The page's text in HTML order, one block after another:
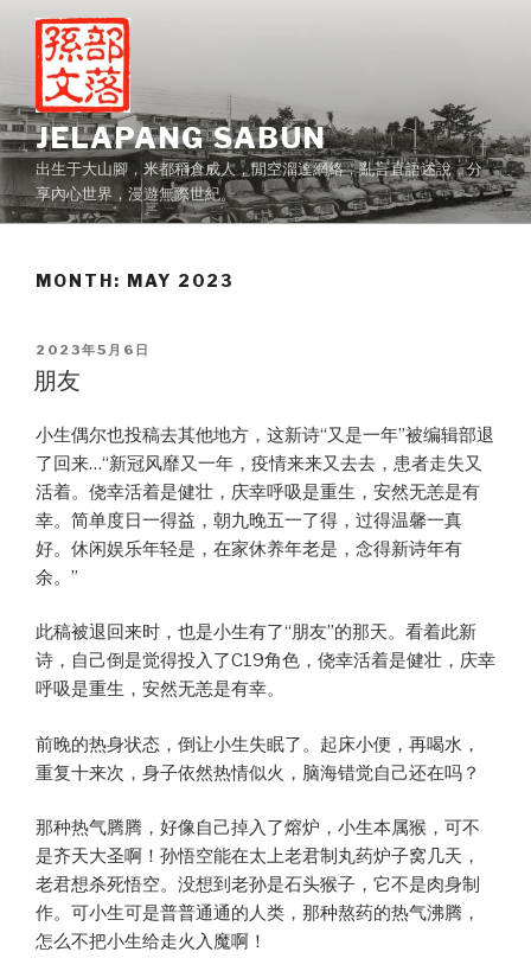
content
JELAPANG SABUN
出生于大山腳，米都稻倉成人，閒空溜達網絡，亂言直語述說，分
享內心世界，漫遊無際世紀。
MONTH: MAY 2023
POSTED
ON
2023年5月6日
朋友
小生偶尔也投稿去其他地方，这新诗“又是一年”被编辑部退
了回来…“新冠风靡又一年，疫情来来又去去，患者走失又
活着。侥幸活着是健壮，庆幸呼吸是重生，安然无恙是有
幸。简单度日一得益，朝九晚五一了得，过得温馨一真
好。休闲娱乐年轻是，在家休养年老是，念得新诗年有
余。”
此稿被退回来时，也是小生有了“朋友”的那天。看着此新
诗，自己倒是觉得投入了C19角色，侥幸活着是健壮，庆幸
呼吸是重生，安然无恙是有幸。
前晚的热身状态，倒让小生失眠了。起床小便，再喝水，
重复十来次，身子依然热情似火，脑海错觉自己还在吗？
那种热气腾腾，好像自己掉入了熔炉，小生本属猴，可不
是齐天大圣啊！孙悟空能在太上老君制丸药炉子窝几天，
老君想杀死悟空。没想到老孙是石头猴子，它不是肉身制
作。可小生可是普普通通的人类，那种熬药的热气沸腾，
怎么不把小生给走火入魔啊！